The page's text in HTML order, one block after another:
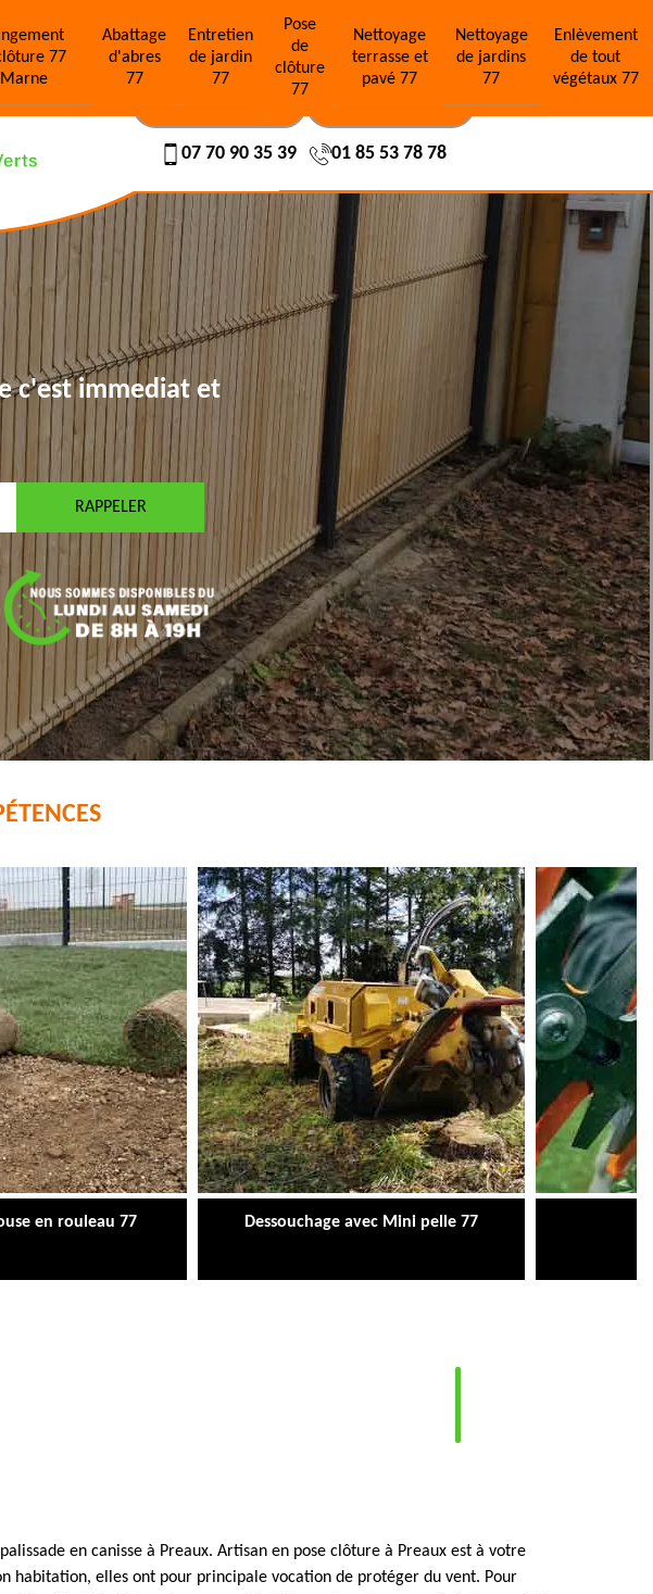
77
Abattage
d'abres
77
Entretien
de jardin
77
Pose
de
clôture
77
Nettoyage
terrasse et
pavé 77
Nettoyage
de jardins
77
Enlèvement
de tout
végétaux 77
NOS RÉALISATIONS NOUS CONTACTER
07 70 90 35 39 01 85 53 78 78
c'est immediat et
en rouleau 77 Dessouchage avec Mini pelle 77
en canisse à Preaux. Artisan en pose clôture à Preaux est à votre
habitation, elles ont pour principale vocation de protéger du vent. Pour